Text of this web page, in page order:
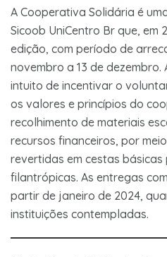
A Cooperativa Solidária é
Sicoob UniCentro Br que, em
edição, com período de
novembro a 13 de dezembro.
intuito de incentivar o
os valores e princípios do
recolhimento de materiais
recursos financeiros, por
revertidas em cestas
filantrópicas. As entregas
partir de janeiro de 2024,
instituições contempladas.